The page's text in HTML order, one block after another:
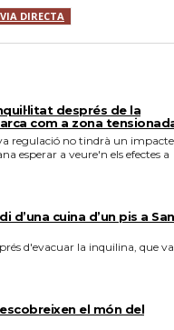
VIA DIRECTA
després de la
com a zona
regulació no tindrà un impacte
esperar a veure'n els efectes a
d’una cuina d’un pis a
d'evacuar la inquilina, que va
el món del